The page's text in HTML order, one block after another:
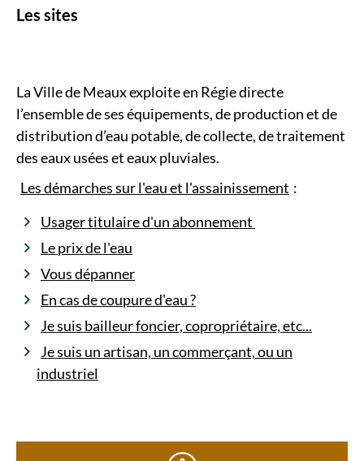
Les sites
La Ville de Meaux exploite en Régie directe
l’ensemble de ses équipements, de production et de
distribution d’eau potable, de collecte, de traitement
des eaux usées et eaux pluviales.
Les démarches sur l'eau et l'assainissement :
Usager titulaire d'un abonnement
Le prix de l'eau
Vous dépanner
En cas de coupure d'eau ?
Je suis bailleur foncier, copropriétaire, etc...
Je suis un artisan, un commerçant, ou un
industriel